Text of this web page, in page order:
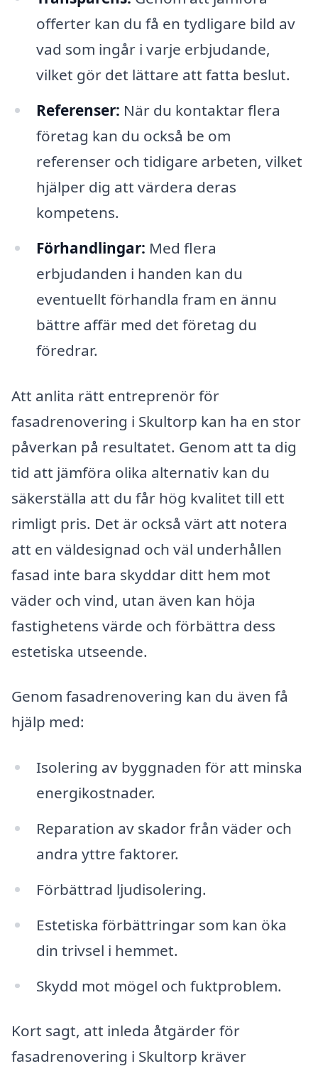
offerter kan du få en tydligare bild av
vad som ingår i varje erbjudande,
vilket gör det lättare att fatta beslut.
Referenser: När du kontaktar flera
företag kan du också be om
referenser och tidigare arbeten, vilket
hjälper dig att värdera deras
kompetens.
Förhandlingar: Med flera
erbjudanden i handen kan du
eventuellt förhandla fram en ännu
bättre affär med det företag du
föredrar.
Att anlita rätt entreprenör för
fasadrenovering i Skultorp kan ha en stor
påverkan på resultatet. Genom att ta dig
tid att jämföra olika alternativ kan du
säkerställa att du får hög kvalitet till ett
rimligt pris. Det är också värt att notera
att en väldesignad och väl underhållen
fasad inte bara skyddar ditt hem mot
väder och vind, utan även kan höja
fastighetens värde och förbättra dess
estetiska utseende.
Genom fasadrenovering kan du även få
hjälp med:
Isolering av byggnaden för att minska
energikostnader.
Reparation av skador från väder och
andra yttre faktorer.
Förbättrad ljudisolering.
Estetiska förbättringar som kan öka
din trivsel i hemmet.
Skydd mot mögel och fuktproblem.
Kort sagt, att inleda åtgärder för
fasadrenovering i Skultorp kräver